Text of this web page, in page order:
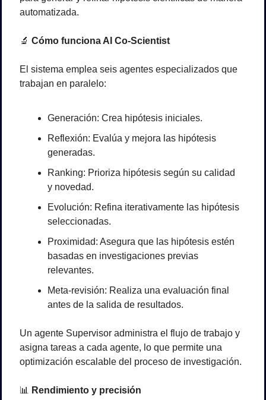
automatizada.
🔬 Cómo funciona AI Co-Scientist
El sistema emplea seis agentes especializados que
trabajan en paralelo:
Generación: Crea hipótesis iniciales.
Reflexión: Evalúa y mejora las hipótesis
generadas.
Ranking: Prioriza hipótesis según su calidad
y novedad.
Evolución: Refina iterativamente las hipótesis
seleccionadas.
Proximidad: Asegura que las hipótesis estén
basadas en investigaciones previas
relevantes.
Meta-revisión: Realiza una evaluación final
antes de la salida de resultados.
Un agente Supervisor administra el flujo de trabajo y
asigna tareas a cada agente, lo que permite una
optimización escalable del proceso de investigación.
📊 Rendimiento y precisión